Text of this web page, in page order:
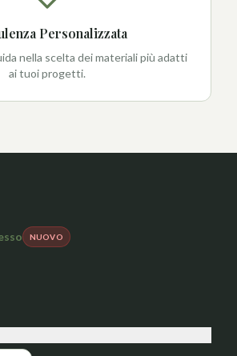
Personalizzata
nella scelta dei materiali più adatti
ai tuoi progetti.
NUOVO